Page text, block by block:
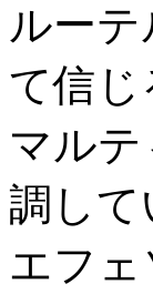
ルー
て信じ
マル
調して
エフ